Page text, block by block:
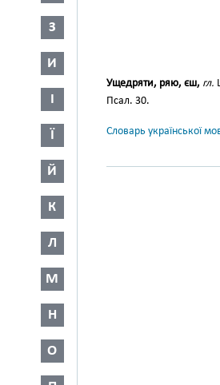
З
И
І
Ї
Й
К
Л
М
Н
О
Ущедряти, ряю, єш, гл.
Псал. 30.
Словарь української